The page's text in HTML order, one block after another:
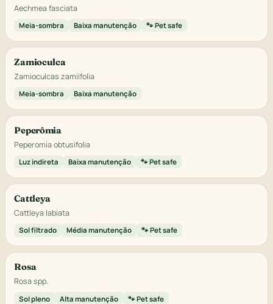
Aechmea fasciata
Meia-sombra Baixa manutenção 🐾 Pet safe
Zamioculca
Zamioculcas zamiifolia
Meia-sombra Baixa manutenção
Peperômia
Peperomia obtusifolia
Luz indireta Baixa manutenção 🐾 Pet safe
Cattleya
Cattleya labiata
Sol filtrado Média manutenção 🐾 Pet safe
Rosa
Rosa spp.
Sol pleno Alta manutenção 🐾 Pet safe